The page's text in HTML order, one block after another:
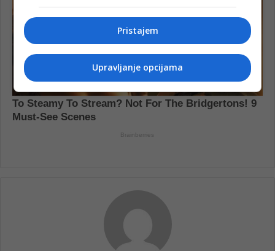
Pristajem
Upravljanje opcijama